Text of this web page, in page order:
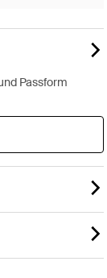
Passform